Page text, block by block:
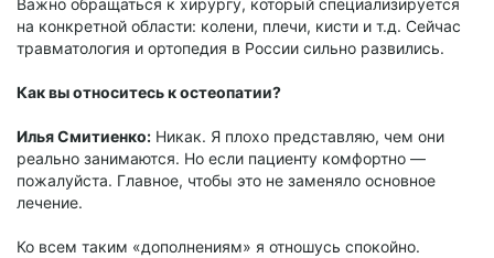
Важно обращаться к хирургу, который специализируется
на конкретной области: колени, плечи, кисти и т.д. Сейчас
травматология и ортопедия в России сильно развились.
Как вы относитесь к остеопатии?
Илья Смитиенко: Никак. Я плохо представляю, чем они
реально занимаются. Но если пациенту комфортно —
пожалуйста. Главное, чтобы это не заменяло основное
лечение.
Ко всем таким «дополнениям» я отношусь спокойно.